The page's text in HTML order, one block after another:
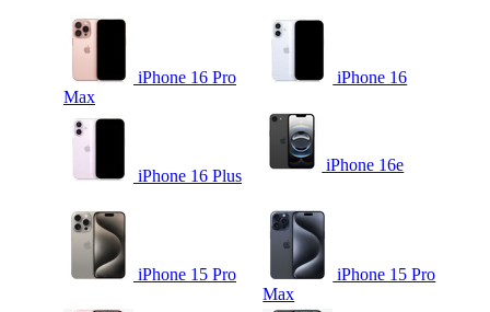
iPhone 16 Pro
Max
iPhone 16
iPhone 16 Plus
iPhone 16e
iPhone 15 Pro
iPhone 15 Pro
Max